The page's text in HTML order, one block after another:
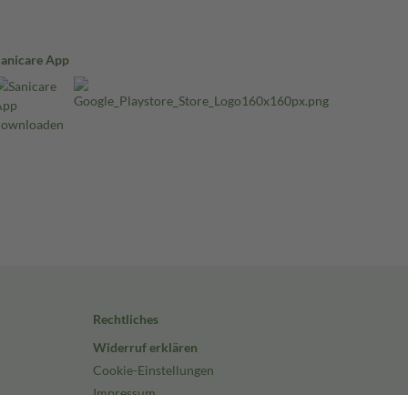
App
Rechtliches
Widerruf erklären
Cookie-Einstellungen